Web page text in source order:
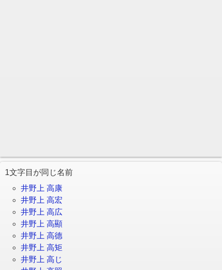
1文字目が同じ名前
井野上 高康
井野上 高宏
井野上 高広
井野上 高顯
井野上 高德
井野上 高矩
井野上 高じ